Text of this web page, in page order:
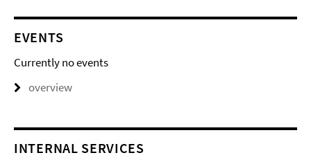
EVENTS
Currently no events
overview
INTERNAL SERVICES